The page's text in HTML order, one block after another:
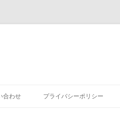
合わせ プライバシーポリシー